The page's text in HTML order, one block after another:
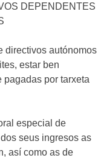
DEPENDENTES
directivos autónomos
estar ben
por tarxeta
especial de
seus ingresos as
así como as de